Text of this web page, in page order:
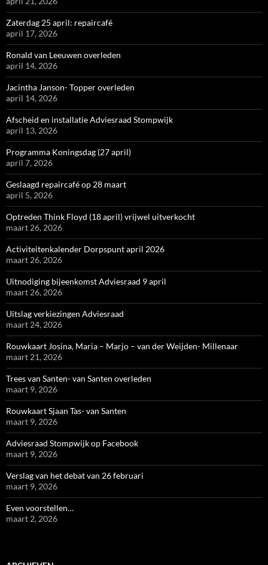
Zaterdag 25 april: repaircafé
april 17, 2026
Ronald van Leeuwen overleden
april 14, 2026
Jacintha Janson- Topper overleden
april 14, 2026
Afscheid en installatie Adviesraad Stompwijk
april 13, 2026
Programma Koningsdag (27 april)
april 7, 2026
Geslaagd repaircafé op 28 maart
april 5, 2026
Optreden Think Floyd (18 april) vrijwel uitverkocht
maart 26, 2026
Activiteitenkalender Dorpspunt april 2026
maart 26, 2026
Uitnodiging bijeenkomst Adviesraad 9 april
maart 26, 2026
Uitslag verkiezingen Adviesraad
maart 24, 2026
Rouwkaart Josina, Maria – Marjo – van der Weijden- Millenaar
maart 21, 2026
Trees van Santen- van Santen overleden
maart 9, 2026
Rouwkaart Sjaan Tas- van Santen
maart 9, 2026
Adviesraad Stompwijk op Facebook
maart 9, 2026
Verslag van het debat van 26 februari
maart 9, 2026
Even voorstellen…
maart 2, 2026